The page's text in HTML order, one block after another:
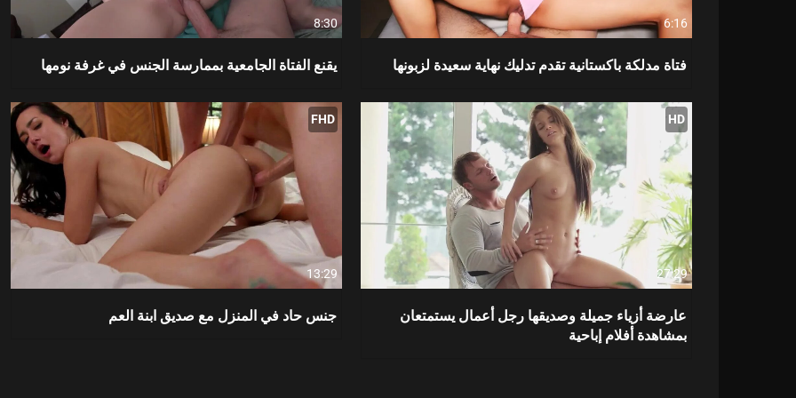
6:16
فتاة مدلكة باكستانية تقدم تدليك نهاية سعيدة لزبونها
8:30
يقنع الفتاة الجامعية بممارسة الجنس في غرفة نومها
HD
27:29
عارضة أزياء جميلة وصديقها رجل أعمال يستمتعان
بمشاهدة أفلام إباحية
FHD
13:29
جنس حاد في المنزل مع صديق ابنة العم